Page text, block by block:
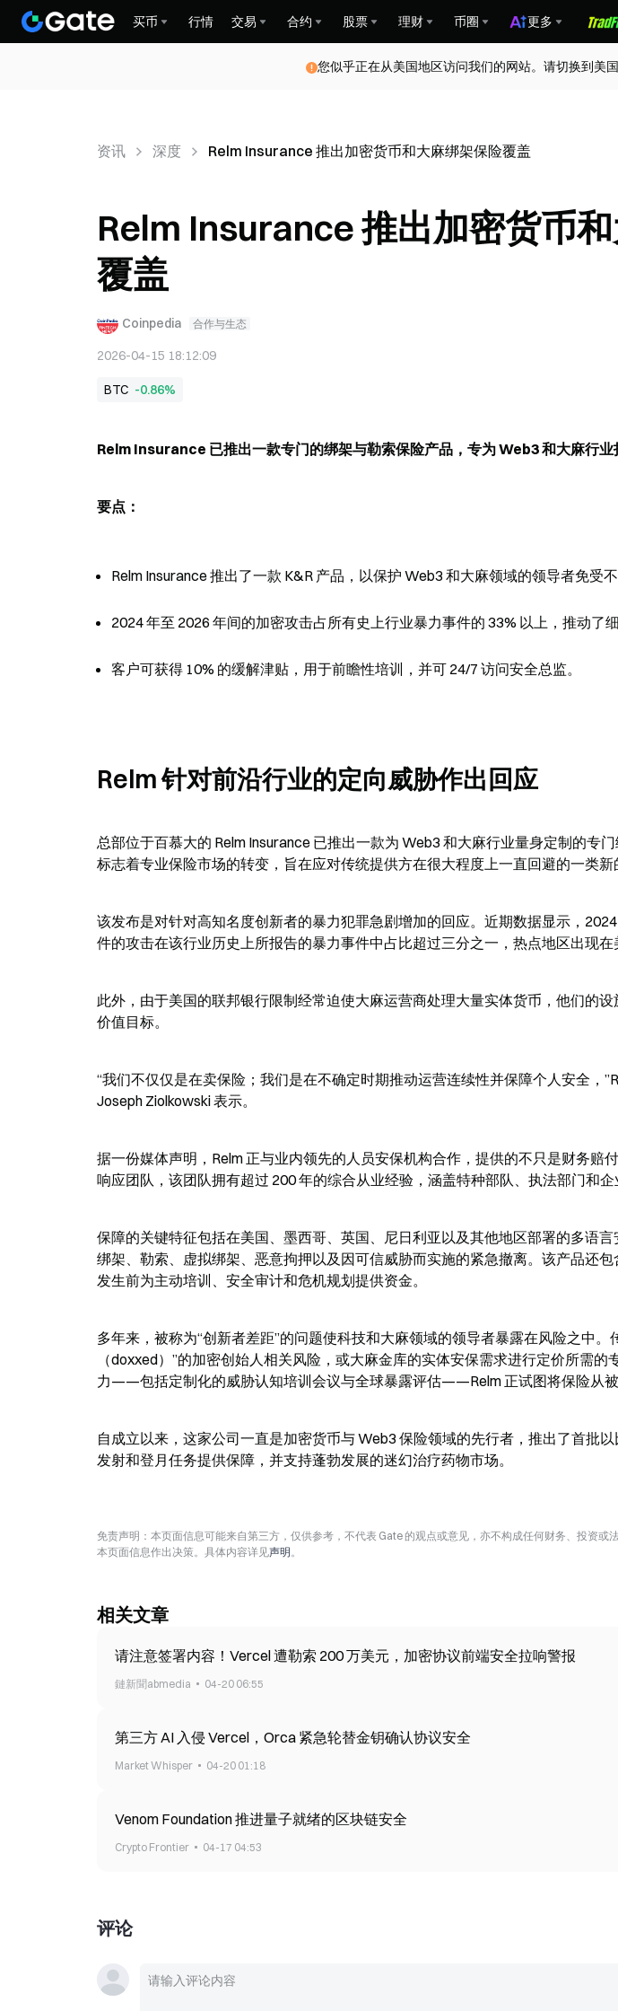
买币 行情 交易 合约 股票 理财 币圈 更多
您似乎正在从美国地区访问我们的网站。请切换到美
资讯 深度 Relm Insurance 推出加密货币和大麻绑架保险覆盖
Relm Insurance 推出加密货币
覆盖
Coinpedia 合作与生态
2026-04-15 18:12:09
BTC -0.86%
Relm Insurance 已推出一款专门的绑架与勒索保险产品，专为 Web3 和大麻行业
要点：
Relm Insurance 推出了一款 K&R 产品，以保护 Web3 和大麻领域的领导者免受
2024 年至 2026 年间的加密攻击占所有史上行业暴力事件的 33% 以上，推动了细
客户可获得 10% 的缓解津贴，用于前瞻性培训，并可 24/7 访问安全总监。
Relm 针对前沿行业的定向威胁作出回应
总部位于百慕大的 Relm Insurance 已推出一款为 Web3 和大麻行业量身定制的专
标志着专业保险市场的转变，旨在应对传统提供方在很大程度上一直回避的一类新
该发布是对针对高知名度创新者的暴力犯罪急剧增加的回应。近期数据显示，
件的攻击在该行业历史上所报告的暴力事件中占比超过三分之一，热点地区出现在
此外，由于美国的联邦银行限制经常迫使大麻运营商处理大量实体货币，他们的
价值目标。
“我们不仅仅是在卖保险；我们是在不确定时期推动运营连续性并保障个人安全，
Joseph Ziolkowski 表示。
据一份媒体声明，Relm 正与业内领先的人员安保机构合作，提供的不只是财务赔
响应团队，该团队拥有超过 200 年的综合从业经验，涵盖特种部队、执法部门和企
保障的关键特征包括在美国、墨西哥、英国、尼日利亚以及其他地区部署的多语
绑架、勒索、虚拟绑架、恶意拘押以及因可信威胁而实施的紧急撤离。该产品还
发生前为主动培训、安全审计和危机规划提供资金。
多年来，被称为“创新者差距”的问题使科技和大麻领域的领导者暴露在风险之中。
（doxxed）”的加密创始人相关风险，或大麻金库的实体安保需求进行定价所需
力——包括定制化的威胁认知培训会议与全球暴露评估——Relm 正试图将保险从被
自成立以来，这家公司一直是加密货币与 Web3 保险领域的先行者，推出了首批
发射和登月任务提供保障，并支持蓬勃发展的迷幻治疗药物市场。
免责声明：本页面信息可能来自第三方，仅供参考，不代表 Gate 的观点或意见，亦不构成任何财务、投资或
本页面信息作出决策。具体内容详见声明。
相关文章
请注意签署内容！Vercel 遭勒索 200 万美元，加密协议前端安全拉响警报
鏈新聞abmedia 04-20 06:55
第三方 AI 入侵 Vercel，Orca 紧急轮替金钥确认协议安全
Market Whisper 04-20 01:18
Venom Foundation 推进量子就绪的区块链安全
Crypto Frontier 04-17 04:53
评论